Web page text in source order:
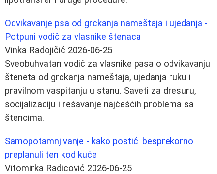
Odvikavanje psa od grckanja nameštaja i ujedanja -
Potpuni vodič za vlasnike štenaca
Vinka Radojičić 2026-06-25
Sveobuhvatan vodič za vlasnike pasa o odvikavanju
šteneta od grckanja nameštaja, ujedanja ruku i
pravilnom vaspitanju u stanu. Saveti za dresuru,
socijalizaciju i rešavanje najčešćih problema sa
štencima.
Samopotamnjivanje - kako postići besprekorno
preplanuli ten kod kuće
Vitomirka Radicović 2026-06-25